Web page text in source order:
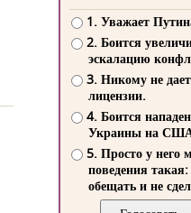
1. Уважает
2. Боится
эскалацию
3. Никому не
лицензии.
4. Боится
Украины на
5. Просто у него
поведения такая:
обещать и не